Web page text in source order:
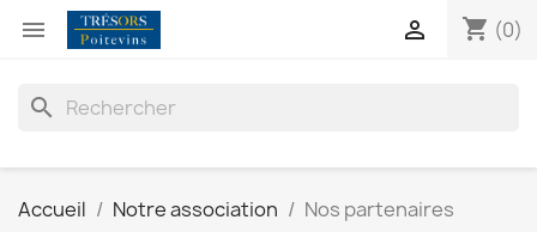
 shopping_cart (0)

search
Accueil Notre association Nos partenaires